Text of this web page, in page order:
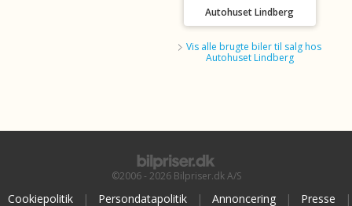
Autohuset Lindberg
Vis alle brugte biler til salg hos
Autohuset Lindberg
©2006 - 2026 Bilpriser.dk A/S
Cookiepolitik | Persondatapolitik | Annoncering | Presse |